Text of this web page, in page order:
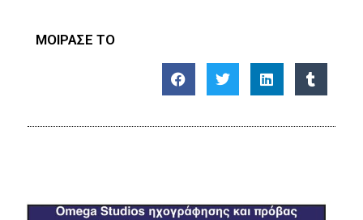
ΜΟΙΡΑΣΕ ΤΟ